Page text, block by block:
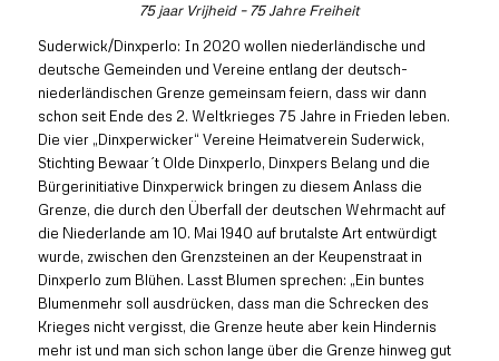
75 jaar Vrijheid – 75 Jahre Freiheit
Suderwick/Dinxperlo: In 2020 wollen niederländische und
deutsche Gemeinden und Vereine entlang der deutsch-
niederländischen Grenze gemeinsam feiern, dass wir dann
schon seit Ende des 2. Weltkrieges 75 Jahre in Frieden leben.
Die vier „Dinxperwicker“ Vereine Heimatverein Suderwick,
Stichting Bewaar´t Olde Dinxperlo, Dinxpers Belang und die
Bürgerinitiative Dinxperwick bringen zu diesem Anlass die
Grenze, die durch den Überfall der deutschen Wehrmacht auf
die Niederlande am 10. Mai 1940 auf brutalste Art entwürdigt
wurde, zwischen den Grenzsteinen an der Keupenstraat in
Dinxperlo zum Blühen. Lasst Blumen sprechen: „Ein buntes
Blumenmehr soll ausdrücken, dass man die Schrecken des
Krieges nicht vergisst, die Grenze heute aber kein Hindernis
mehr ist und man sich schon lange über die Grenze hinweg gut